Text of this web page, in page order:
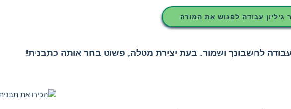
גיליון עבודה לפגוש את המורה
לחשבונך ושמור. בעת יצירת מטלה, פשוט בחר אותה כתבנית!